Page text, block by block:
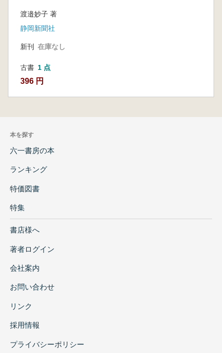
渡邉妙子 著
静岡新聞社
新刊 在庫なし
古書 1 点
396 円
本を探す
六一書房の本
ランキング
特価図書
特集
書店様へ
著者ログイン
会社案内
お問い合わせ
リンク
採用情報
プライバシーポリシー